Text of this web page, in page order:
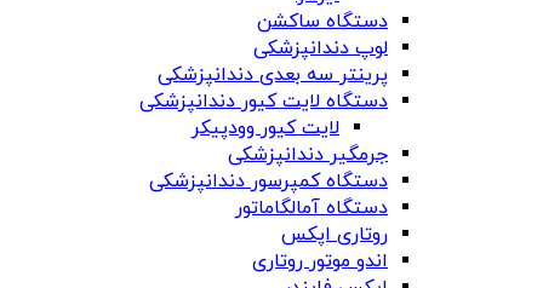
دستگاه ساکشن
لوپ دندانپزشکی
پرینتر سه بعدی دندانپزشکی
دستگاه لایت کیور دندانپزشکی
لایت کیور وودپیکر
جرمگیر دندانپزشکی
دستگاه کمپرسور دندانپزشکی
دستگاه آمالگاماتور
روتاری اپکس
اندو موتور روتاری